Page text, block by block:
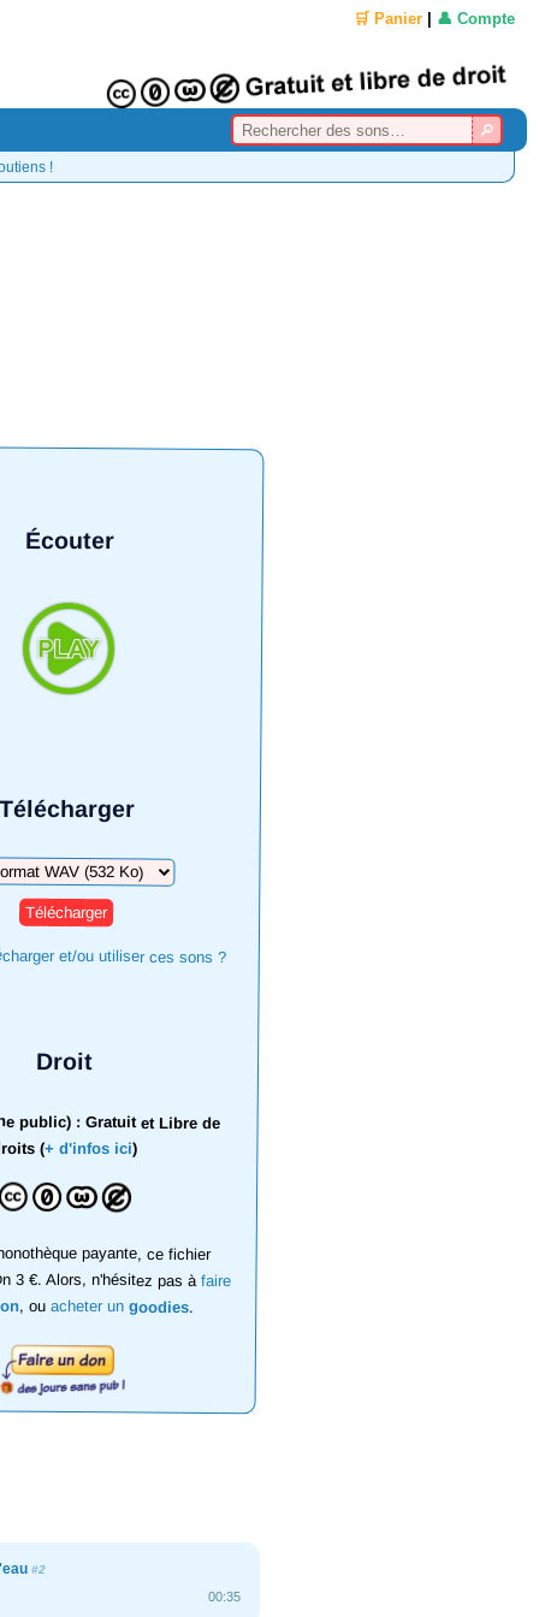
🛒 Panier 👤 Compte
!
Écouter
Télécharger
et/ou utiliser ces sons ?
Droit
public) : Gratuit et Libre de
(+ d'infos ici)
payante, ce fichier
3 €. Alors, n'hésitez pas àfaire
, ouacheter ungoodies.
#2
00:35